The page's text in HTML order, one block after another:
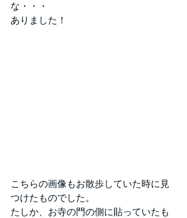
な・・・
ありました！
こちらの画像もお散歩していた時に見
つけたものでした。
たしか、お寺の門の側に貼っていたも